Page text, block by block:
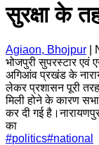
सुरक्षा के
Agiaon, Bhojpur
भोजपुरी सुपरस्टार एवं
अगिआंव प्रखंड के
लेकर प्रशासन पूरी
मिली होने के कारण
कर दी गई
का
#politics#national